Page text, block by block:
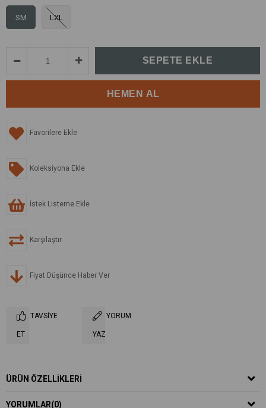
SM LXL
Favorilere Ekle
Koleksiyona Ekle
İstek Listeme Ekle
Karşılaştır
Fiyat Düşünce Haber Ver
TAVSIYE
ET
YORUM
YAZ
ÜRÜN ÖZELLIKLERI
YORUMLAR(0)